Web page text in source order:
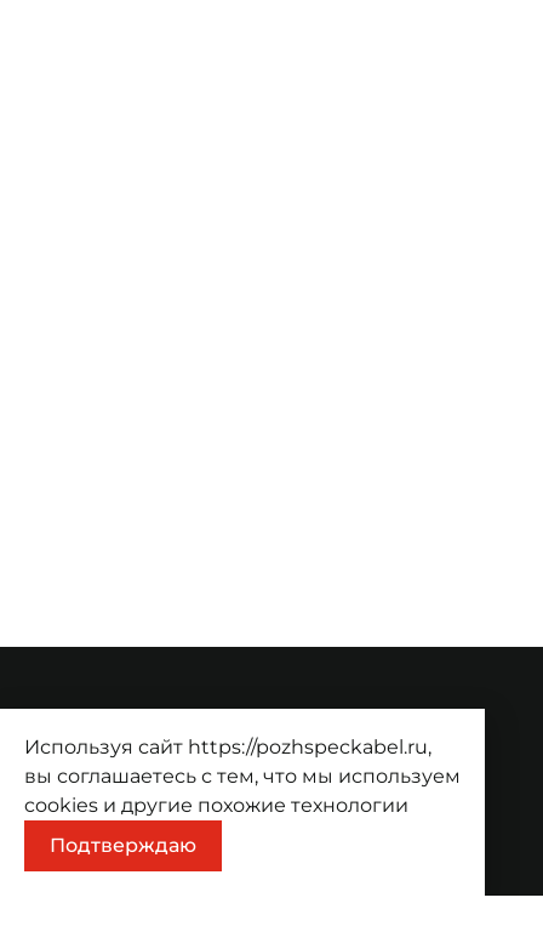
О компании Проекты Контакты
Продукция
Каталог Корзина
Используя сайт https://pozhspeckabel.ru,
вы соглашаетесь с тем, что мы используем
cookies и другие похожие технологии
Подтверждаю